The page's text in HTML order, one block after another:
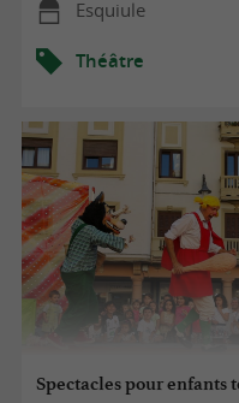
Esquiule
Théâtre
Spectacles pour enfants